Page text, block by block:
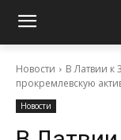
Новости
В Латвии к
прокремлевскую
Новости